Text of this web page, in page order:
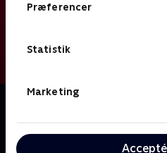
Præferencer
Statistik
Marketing
sine hackingevner til at